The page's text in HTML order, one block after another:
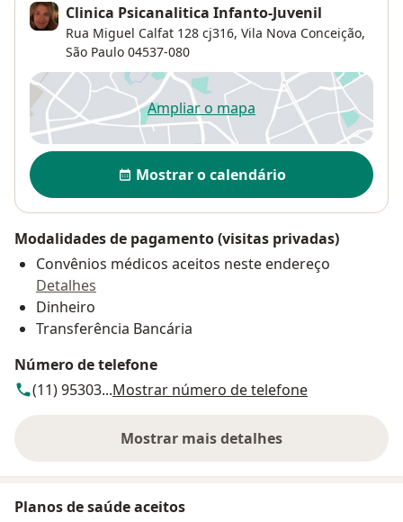
Clinica Psicanalitica Infanto-Juvenil
Rua Miguel Calfat 128 cj316, Vila Nova Conceição,
São Paulo 04537-080
Ampliar o mapaabre num novo separador
Disponibilidade
Mostrar o calendário
Modalidades de pagamento (visitas privadas)
Convênios médicos aceitos neste endereço
Detalhes
Dinheiro
Transferência Bancária
Número de telefone
(11) 95303...Mostrar número de telefone
Mostrar mais detalhes
sobre o endereço
Planos de saúde aceitos